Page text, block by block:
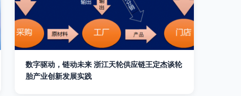
数字驱动，链动未来 浙江天轮供应链王定杰谈轮
胎产业创新发展实践